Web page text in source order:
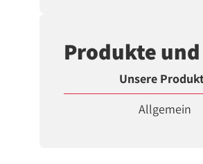
Produkte
Unsere
Allgemein